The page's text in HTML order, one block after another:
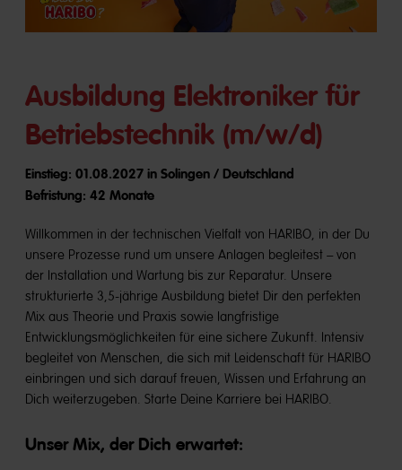
Ausbildung Elektroniker für
Betriebstechnik (m/w/d)
Einstieg: 01.08.2027 in Solingen / Deutschland
Befristung: 42 Monate
Willkommen in der technischen Vielfalt von HARIBO, in der Du
unsere Prozesse rund um unsere Anlagen begleitest – von
der Installation und Wartung bis zur Reparatur. Unsere
strukturierte 3,5-jährige Ausbildung bietet Dir den perfekten
Mix aus Theorie und Praxis sowie langfristige
Entwicklungsmöglichkeiten für eine sichere Zukunft. Intensiv
begleitet von Menschen, die sich mit Leidenschaft für HARIBO
einbringen und sich darauf freuen, Wissen und Erfahrung an
Dich weiterzugeben. Starte Deine Karriere bei HARIBO.
Unser Mix, der Dich erwartet: